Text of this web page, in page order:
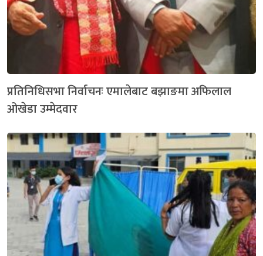
प्रतिनिधिसभा निर्वाचनः एमालेबाट बझाङमा अफिलाल
ओखेडा उम्मेदवार